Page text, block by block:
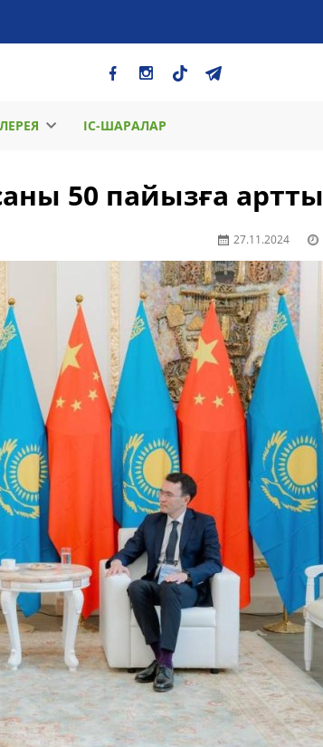
ІС-ШАРАЛАР
50 пайызға артты
27.11.2024